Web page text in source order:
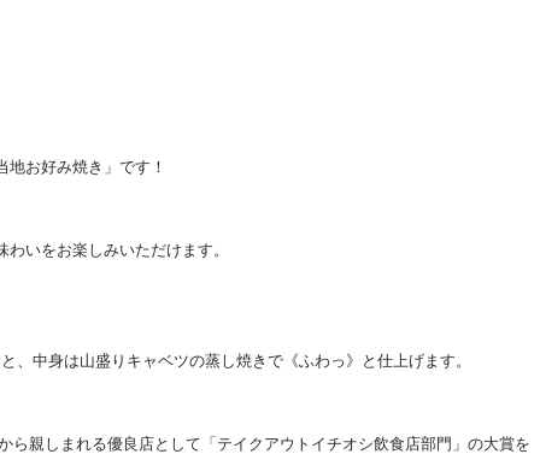
お好み焼き」です！
いをお楽しみいただけます。
中身は山盛りキャベツの蒸し焼きで《ふわっ》と仕上げます。
親しまれる優良店として「テイクアウトイチオシ飲食店部門」の大賞を